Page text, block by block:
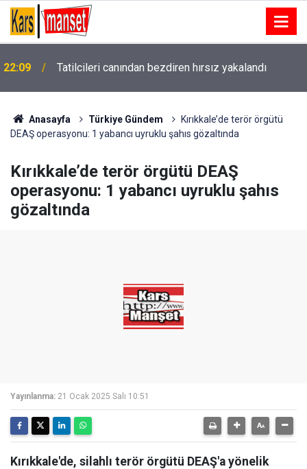
22:09 Tatilcileri canından bezdiren hırsız yakalandı
22:08
niyetli dış güçlere" karşı birleşme çağrısı
Anasayfa Türkiye Gündem
Kırıkkale’de terör örgütü
DEAŞ operasyonu: 1 yabancı uyruklu şahıs gözaltında
Kırıkkale’de terör örgütü DEAŞ
operasyonu: 1 yabancı uyruklu şahıs
gözaltında
Yayınlanma: 21 Ocak 2025 Salı 10:51
Kırıkkale'de, silahlı terör örgütü DEAŞ'a yönelik